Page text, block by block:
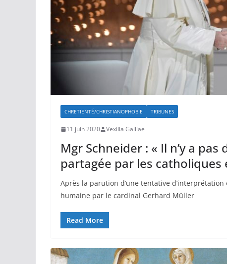
CHRETIENTÉ/CHRISTIANOPHOBIE TRIBUNES
11 juin 2020 Vexilla Galliae
Mgr Schneider : « Il n’y a
partagée par les catholiques
Après la parution d’une tentative
humaine par le cardinal Gerhard Müller
Read More